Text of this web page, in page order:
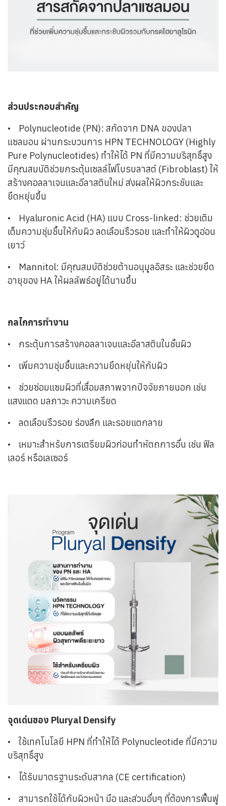
ส่วนประกอบสำคัญ
•
Polynucleotide (PN): สกัดจาก DNA ของปลา
แซลมอน ผ่านกระบวนการ HPN TECHNOLOGY (Highly
Pure Polynucleotides) ทำให้ได้ PN ที่มีความบริสุทธิ์สูง
มีคุณสมบัติช่วยกระตุ้นเซลล์ไฟโบรบลาสต์ (Fibroblast) ให้
สร้างคอลลาเจนและอีลาสตินใหม่ ส่งผลให้ผิวกระชับและ
ยืดหยุ่นขึ้น
•
Hyaluronic Acid (HA) แบบ Cross-linked: ช่วยเติม
เต็มความชุ่มชื้นให้กับผิว ลดเลือนริ้วรอย และทำให้ผิวดูอ่อน
เยาว์
•
Mannitol: มีคุณสมบัติช่วยต้านอนุมูลอิสระ และช่วยยืด
อายุของ HA ให้ผลลัพธ์อยู่ได้นานขึ้น
กลไกการทำงาน
•
กระตุ้นการสร้างคอลลาเจนและอีลาสตินในชั้นผิว
•
เพิ่มความชุ่มชื้นและความยืดหยุ่นให้กับผิว
•
ช่วยซ่อมแซมผิวที่เสื่อมสภาพจากปัจจัยภายนอก เช่น
แสงแดด มลภาวะ ความเครียด
•
ลดเลือนริ้วรอย ร่องลึก และรอยแตกลาย
•
เหมาะสำหรับการเตรียมผิวก่อนทำหัตถการอื่น เช่น ฟิล
เลอร์ หรือเลเซอร์
จุดเด่นของ Pluryal Densify
•
ใช้เทคโนโลยี HPN ที่ทำให้ได้ Polynucleotide ที่มีความ
บริสุทธิ์สูง
•
ได้รับมาตรฐานระดับสากล (CE certification)
•
สามารถใช้ได้กับผิวหน้า มือ และส่วนอื่นๆ ที่ต้องการฟื้นฟู